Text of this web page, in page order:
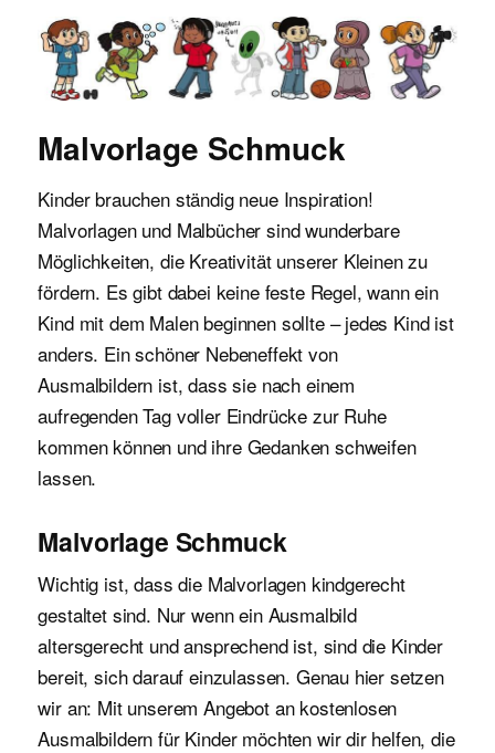
Malvorlagen für Kinder
Malvorlage Schmuck
Kinder brauchen ständig neue Inspiration!
Malvorlagen und Malbücher sind wunderbare
Möglichkeiten, die Kreativität unserer Kleinen zu
fördern. Es gibt dabei keine feste Regel, wann ein
Kind mit dem Malen beginnen sollte – jedes Kind ist
anders. Ein schöner Nebeneffekt von
Ausmalbildern ist, dass sie nach einem
aufregenden Tag voller Eindrücke zur Ruhe
kommen können und ihre Gedanken schweifen
lassen.
Malvorlage Schmuck
Wichtig ist, dass die Malvorlagen kindgerecht
gestaltet sind. Nur wenn ein Ausmalbild
altersgerecht und ansprechend ist, sind die Kinder
bereit, sich darauf einzulassen. Genau hier setzen
wir an: Mit unserem Angebot an kostenlosen
Ausmalbildern für Kinder möchten wir dir helfen, die